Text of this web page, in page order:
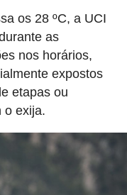
os 28 ºC, a UCI
as
nos horários,
expostos
etapas ou
o exija.